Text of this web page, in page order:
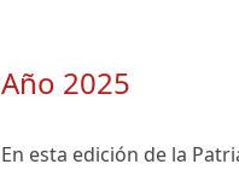
Año 2025
En esta edición de la